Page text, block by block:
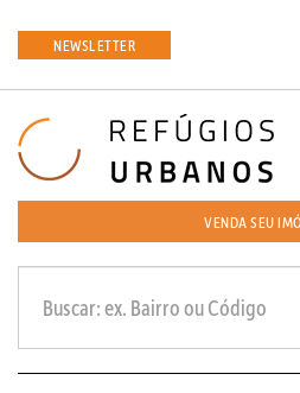
NEWSLETTER
VENDA SEU